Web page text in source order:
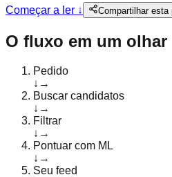
Começar a ler ↓ Compartilhar esta
O fluxo em um olhar
Pedido
↓ →
Buscar candidatos
↓ →
Filtrar
↓ →
Pontuar com ML
↓ →
Seu feed